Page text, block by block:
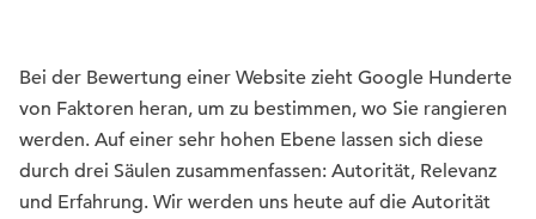
Bei der Bewertung einer Website zieht Google Hunderte
von Faktoren heran, um zu bestimmen, wo Sie rangieren
werden. Auf einer sehr hohen Ebene lassen sich diese
durch drei Säulen zusammenfassen: Autorität, Relevanz
und Erfahrung. Wir werden uns heute auf die Autorität